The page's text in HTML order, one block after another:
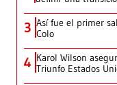
3 Así fue el primer
Colo
4 Karol Wilson
Triunfo Estados